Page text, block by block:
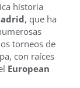
historia
, que ha
torneos de
con raíces
European